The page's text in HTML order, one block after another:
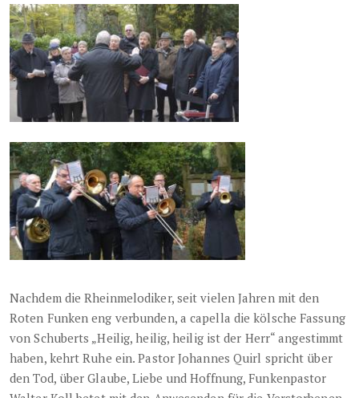
Nachdem die Rheinmelodiker, seit vielen Jahren mit den
Roten Funken eng verbunden, a capella die kölsche Fassung
von Schuberts „Heilig, heilig, heilig ist der Herr“ angestimmt
haben, kehrt Ruhe ein. Pastor Johannes Quirl spricht über
den Tod, über Glaube, Liebe und Hoffnung, Funkenpastor